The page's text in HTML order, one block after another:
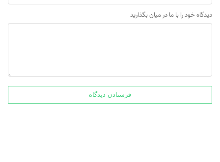
دیدگاه خود را با ما در میان بگذارید